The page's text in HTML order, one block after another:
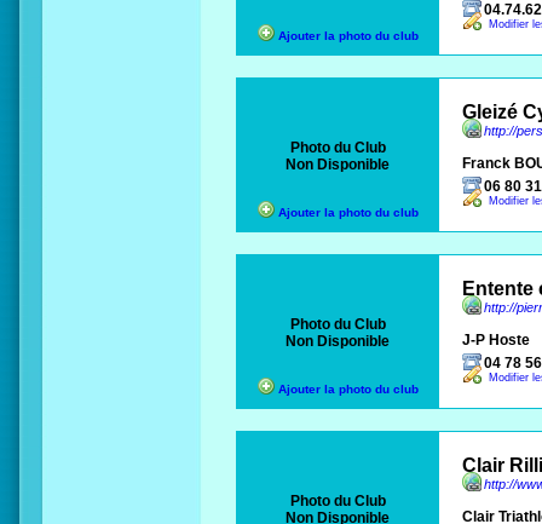
Ajouter la photo du club
Modifier
Photo du Club
Non Disponible
Ajouter la photo du club
Gleizé
http://
Franck
06 80
Modifier
Photo du Club
Non Disponible
Ajouter la photo du club
Entente
http://
J-P Hoste
04 78
Modifier
Photo du Club
Non Disponible
Clair
http://
Clair